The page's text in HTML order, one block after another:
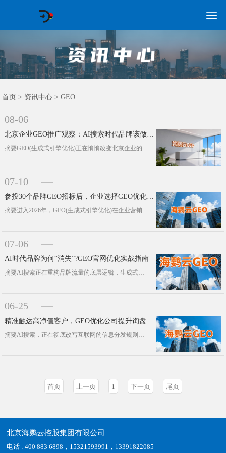

首页
GEO常见问题
GEO优化
海外GEO
网络营销
企业培训
软件开发
政策申报
资讯中心
关于我们
首页 > 资讯中心 >GEO
08-06
北京企业GEO推广观察：AI搜索时代品牌该做什么?
摘要GEO(生成式引擎优化)正在悄悄改变北京企业的品牌数字化建设逻辑。当下用户的信息获取方式全面转向AI问答，品牌竞争不再是简···
07-10
参投30个品牌GEO招标后，企业选择GEO优化公司3个关键趋势
摘要进入2026年，GEO(生成式引擎优化)在企业营销预算体系里的权重，发生了实打实的质变。本文通过观察近30个主流品牌的招标···
07-06
AI时代品牌为何“消失”?GEO官网优化实战指南
摘要AI搜索正在重构品牌流量的底层逻辑，生成式引擎优化(GEO)，已经成为企业守住品牌曝光、站稳AI流量赛道的核心战略。本文聚···
06-25
精准触达高净值客户，GEO优化公司提升询盘质量
摘要AI搜索，正在彻底改写互联网的信息分发规则，也重塑了企业的增长底层逻辑。如今，绝大多数行业决策者，不再依赖传统搜索引擎找答···
首页 上一页 1 下一页 尾页
北京海鹦云控股集团有限公司
电话 : 400 883 6898，15321593991，13391822085